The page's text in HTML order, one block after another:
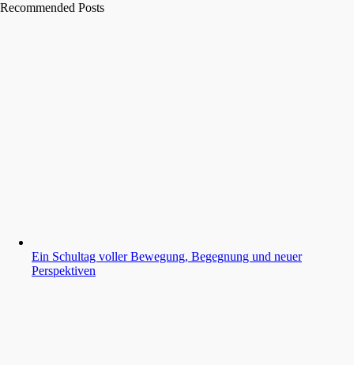
Recommended Posts
Ein Schultag voller Bewegung, Begegnung und neuer
Perspektiven